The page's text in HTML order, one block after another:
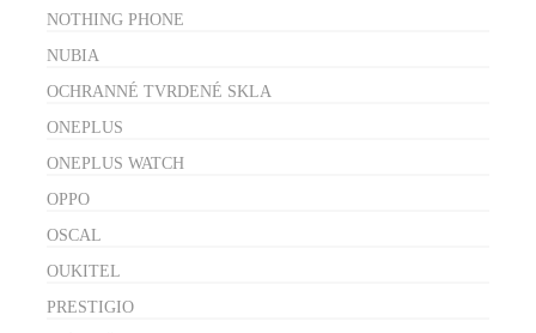
NOTHING PHONE
NUBIA
OCHRANNÉ TVRDENÉ SKLA
ONEPLUS
ONEPLUS WATCH
OPPO
OSCAL
OUKITEL
PRESTIGIO